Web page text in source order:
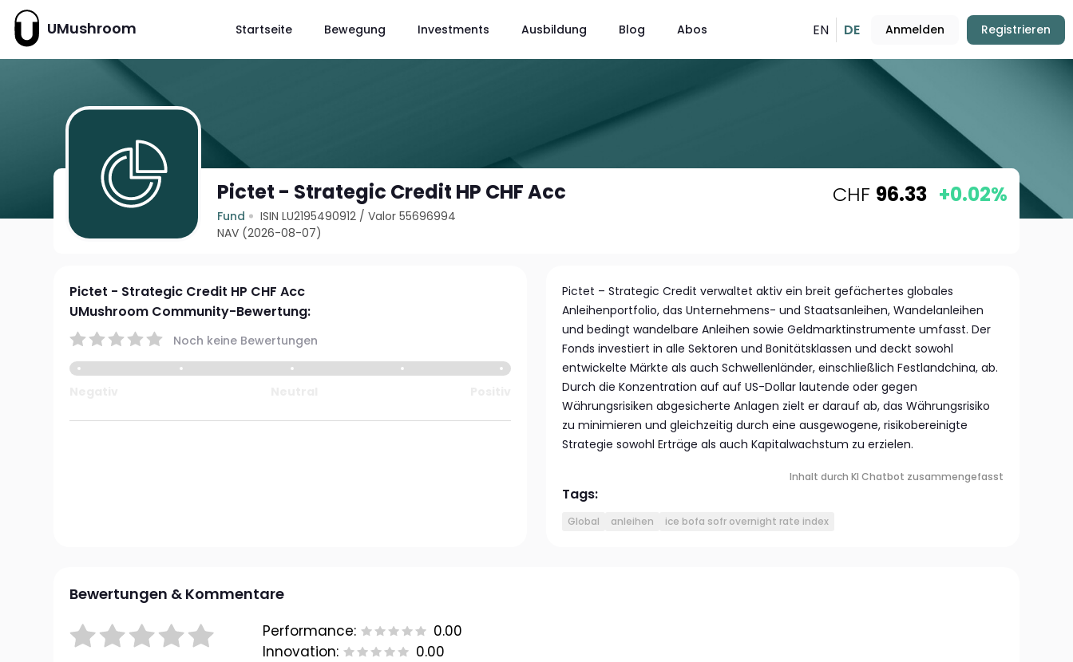
UMushroom Startseite Bewegung Investments Ausbildung Blog Abos EN DE Anmelden Registrieren
Pictet - Strategic Credit HP CHF Acc
Fund ISIN LU2195490912 /Valor 55696994
NAV (2026-08-07)
CHF 96.33 +0.02%
Pictet - Strategic Credit HP CHF Acc
UMushroom Community-Bewertung:
Noch keine Bewertungen
Pictet – Strategic Credit verwaltet aktiv ein breit gefächertes globales
Anleihenportfolio, das Unternehmens- und Staatsanleihen, Wandelanleihen
und bedingt wandelbare Anleihen sowie Geldmarktinstrumente umfasst. Der
Fonds investiert in alle Sektoren und Bonitätsklassen und deckt sowohl
entwickelte Märkte als auch Schwellenländer, einschließlich Festlandchina, ab.
Durch die Konzentration auf auf US-Dollar lautende oder gegen
Währungsrisiken abgesicherte Anlagen zielt er darauf ab, das Währungsrisiko
zu minimieren und gleichzeitig durch eine ausgewogene, risikobereinigte
Strategie sowohl Erträge als auch Kapitalwachstum zu erzielen.
Inhalt durch KI Chatbot zusammengefasst
Tags:
Global anleihen ice bofa sofr overnight rate index
Bewertungen & Kommentare
Performance:
0.00
Innovation:
0.00